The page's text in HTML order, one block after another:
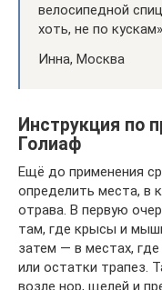
велосипедной
хоть, не по кускам».
Инна, Москва
Инструкция по
Голиаф
Ещё до применения
определить места, в
отрава. В первую
там, где крысы и
затем — в местах,
или остатки трапез.
возле нор, щелей и